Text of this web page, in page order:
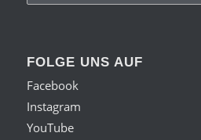
FOLGE UNS AUF
Facebook
Instagram
YouTube